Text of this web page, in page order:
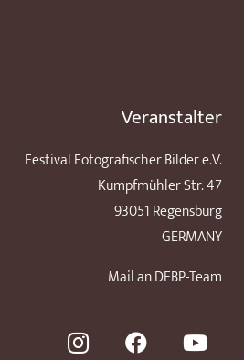
Veranstalter
Festival Fotografischer Bilder e.V.
Kumpfmühler Str. 47
93051 Regensburg
GERMANY
Mail an DFBP-Team